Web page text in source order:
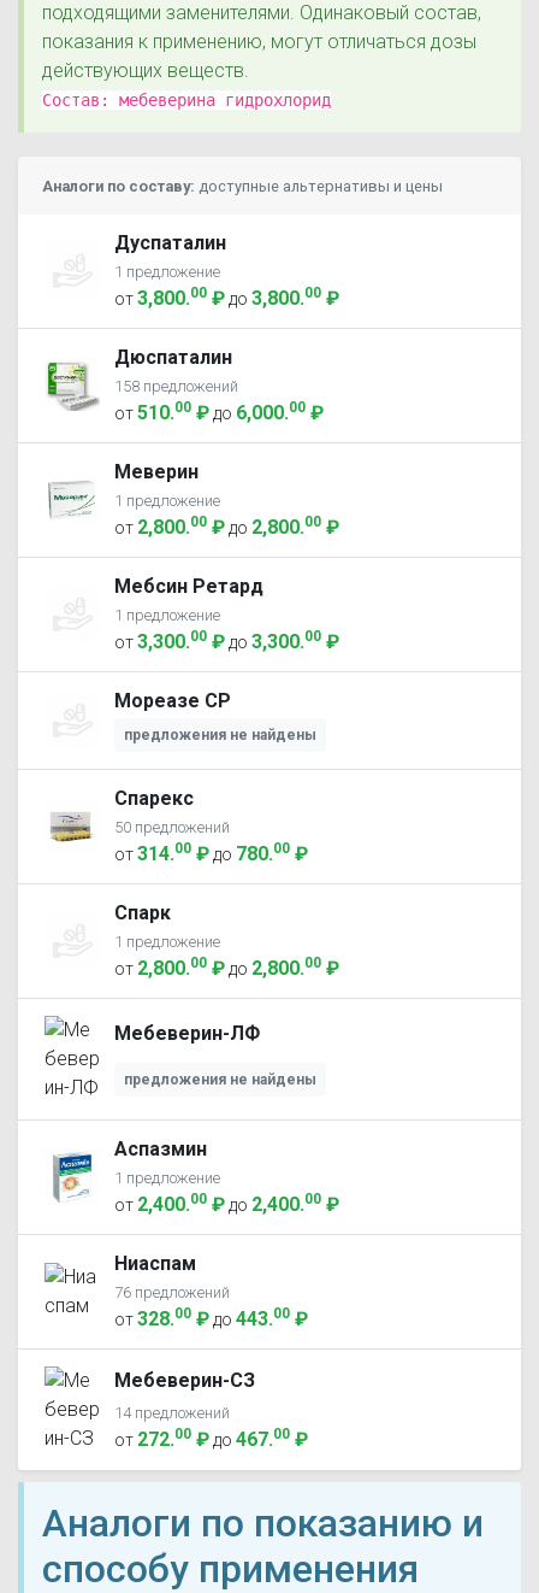
подходящими заменителями. Одинаковый состав,
показания к применению, могут отличаться дозы
действующих веществ.
Состав: мебеверина гидрохлорид
Аналоги по составу: доступные альтернативы и цены
Дуспаталин
1 предложение
от3,800.00 ₽ до 3,800.00 ₽
Дюспаталин
158 предложений
от510.00 ₽ до 6,000.00 ₽
Меверин
1 предложение
от 2,800.00 ₽ до 2,800.00 ₽
Мебсин Ретард
1 предложение
от3,300.00 ₽ до 3,300.00 ₽
Мореазе СР
предложения не найдены
Спарекс
50 предложений
от314.00 ₽ до 780.00 ₽
Спарк
1 предложение
от 2,800.00 ₽ до 2,800.00 ₽
Мебеверин-ЛФ
предложения не найдены
Аспазмин
1 предложение
от 2,400.00 ₽ до 2,400.00 ₽
Ниаспам
76 предложений
от328.00 ₽ до 443.00 ₽
Мебеверин-СЗ
14 предложений
от 272.00 ₽ до 467.00 ₽
Аналоги по показанию и
способу применения